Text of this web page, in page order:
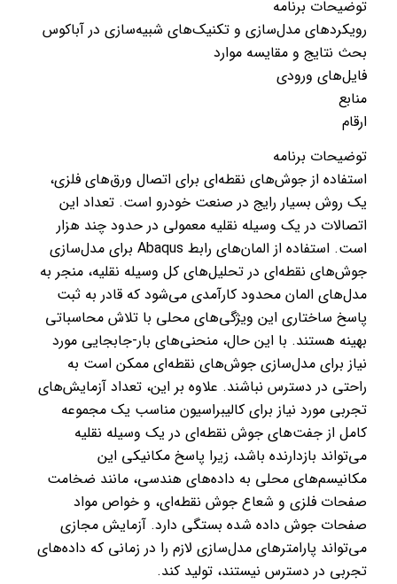
توضیحات برنامه
رویکردهای مدل‌سازی و تکنیک‌های شبیه‌سازی در آباکوس
بحث نتایج و مقایسه موارد
فایل‌های ورودی
منابع
ارقام
توضیحات برنامه
استفاده از جوش‌های نقطه‌ای برای اتصال ورق‌های فلزی،
یک روش بسیار رایج در صنعت خودرو است. تعداد این
اتصالات در یک وسیله نقلیه معمولی در حدود چند هزار
است. استفاده از المان‌های رابط Abaqus برای مدل‌سازی
جوش‌های نقطه‌ای در تحلیل‌های کل وسیله نقلیه، منجر به
مدل‌های المان محدود کارآمدی می‌شود که قادر به ثبت
پاسخ ساختاری این ویژگی‌های محلی با تلاش محاسباتی
بهینه هستند. با این حال، منحنی‌های بار-جابجایی مورد
نیاز برای مدل‌سازی جوش‌های نقطه‌ای ممکن است به
راحتی در دسترس نباشند. علاوه بر این، تعداد آزمایش‌های
تجربی مورد نیاز برای کالیبراسیون مناسب یک مجموعه
کامل از جفت‌های جوش نقطه‌ای در یک وسیله نقلیه
می‌تواند بازدارنده باشد، زیرا پاسخ مکانیکی این
مکانیسم‌های محلی به داده‌های هندسی، مانند ضخامت
صفحات فلزی و شعاع جوش نقطه‌ای، و خواص مواد
صفحات جوش داده شده بستگی دارد. آزمایش مجازی
می‌تواند پارامترهای مدل‌سازی لازم را در زمانی که داده‌های
تجربی در دسترس نیستند، تولید کند.